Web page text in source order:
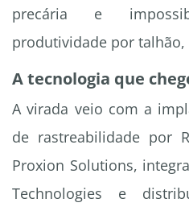
precária e
produtividade por
A tecnologia que
A virada veio com a
de rastreabilidade por
Proxion Solutions,
Technologies e